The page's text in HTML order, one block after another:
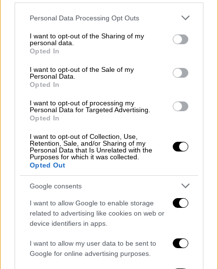
Please note that this website/app uses one or more Google
not limited to your visit or usage behaviour. You may click to
grant or deny consent to Google and its third-party tags to
use your data for below specified purposes in below Google
consent section.
Personal Data Processing Opt Outs
I want to opt-out of the Sharing of my
personal data.
Opted In
I want to opt-out of the Sale of my
Personal Data.
Opted In
I want to opt-out of processing my
Personal Data for Targeted Advertising.
Opted In
I want to opt-out of Collection, Use,
Retention, Sale, and/or Sharing of my
Personal Data that Is Unrelated with the
Purposes for which it was collected.
Opted Out
Google consents
I want to allow Google to enable storage
related to advertising like cookies on web or
device identifiers in apps.
I want to allow my user data to be sent to
Google for online advertising purposes.
Κόσμος
Bloomberg: Έτοιμο το Κίεβο να
υπογράψει συμφωνία με τις ΗΠΑ για τα
ορυκτά
Μάλιστα τονίζεται πως η Ουκρανή υπουργός
Οικονομικών είναι ήδη καθ’ οδόν προς
Ουάσινγκτον